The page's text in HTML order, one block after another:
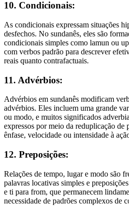
10. Condicionais:
As condicionais expressam situações
desfechos. No sundanês, eles são
condicionais simples como lamun ou
com verbos padrão para descrever
reais quanto contrafactuais.
11. Advérbios:
Advérbios em sundanês modificam
advérbios. Eles incluem uma grande
ou modo, e muitos significados
expressos por meio da reduplicação de
ênfase, velocidade ou intensidade à
12. Preposições:
Relações de tempo, lugar e modo são
palavras locativas simples e
e ti para from, que permanecem
necessidade de padrões complexos de